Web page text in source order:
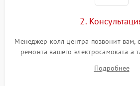
2.
Менеджер колл центра позвонит вам,
ремонта вашего электросамоката а
Подробнее